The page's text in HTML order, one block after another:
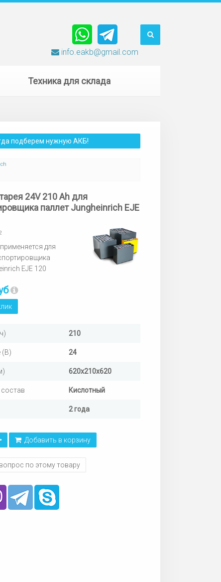
info.eakb@gmail.com
Техника для склада
подберем нужную АКБ!
24V 210 Ah для
паллет Jungheinrich EJE
для
EJE 120
210
(В) 24
620х210х620
Кислотный
2 года
Добавить в корзину
по этому товару